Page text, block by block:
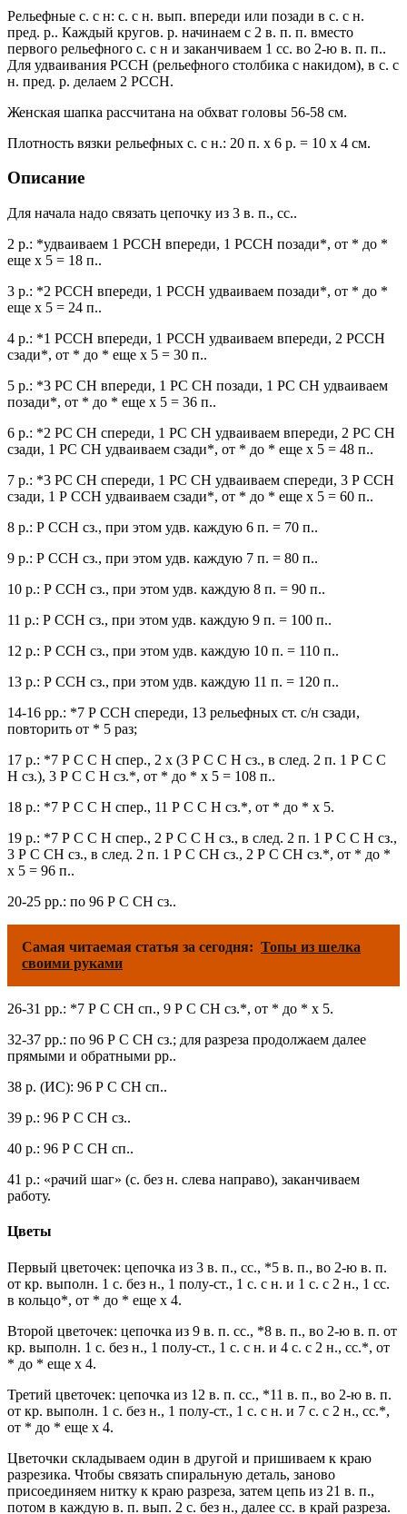
Рельефные с. с н: с. с н. вып. впереди или позади в с. с н.
пред. р.. Каждый кругов. р. начинаем с 2 в. п. п. вместо
первого рельефного с. с н и заканчиваем 1 сс. во 2-ю в. п. п..
Для удваивания РССН (рельефного столбика с накидом), в с. с
н. пред. р. делаем 2 РССН.
Женская шапка рассчитана на обхват головы 56-58 см.
Плотность вязки рельефных с. с н.: 20 п. х 6 р. = 10 х 4 см.
Описание
Для начала надо связать цепочку из 3 в. п., сс..
2 р.: *удваиваем 1 РССН впереди, 1 РССН позади*, от * до *
еще х 5 = 18 п..
3 р.: *2 РССН впереди, 1 РССН удваиваем позади*, от * до *
еще х 5 = 24 п..
4 р.: *1 РССН впереди, 1 РССН удваиваем впереди, 2 РССН
сзади*, от * до * еще х 5 = 30 п..
5 р.: *3 РС СН впереди, 1 РС СН позади, 1 РС СН удваиваем
позади*, от * до * еще х 5 = 36 п..
6 р.: *2 РС СН спереди, 1 РС СН удваиваем впереди, 2 РС СН
сзади, 1 РС СН удваиваем сзади*, от * до * еще х 5 = 48 п..
7 р.: *3 РС СН спереди, 1 РС СН удваиваем спереди, 3 Р ССН
сзади, 1 Р ССН удваиваем сзади*, от * до * еще х 5 = 60 п..
8 р.: Р ССН сз., при этом удв. каждую 6 п. = 70 п..
9 р.: Р ССН сз., при этом удв. каждую 7 п. = 80 п..
10 р.: Р ССН сз., при этом удв. каждую 8 п. = 90 п..
11 р.: Р ССН сз., при этом удв. каждую 9 п. = 100 п..
12 р.: Р ССН сз., при этом удв. каждую 10 п. = 110 п..
13 р.: Р ССН сз., при этом удв. каждую 11 п. = 120 п..
14-16 рр.: *7 Р ССН спереди, 13 рельефных ст. с/н сзади,
повторить от * 5 раз;
17 р.: *7 Р С С Н спер., 2 х (3 Р С С Н сз., в след. 2 п. 1 Р С С
Н сз.), 3 Р С С Н сз.*, от * до * х 5 = 108 п..
18 р.: *7 Р С С Н спер., 11 Р С С Н сз.*, от * до * х 5.
19 р.: *7 Р С С Н спер., 2 Р С С Н сз., в след. 2 п. 1 Р С С Н сз.,
3 Р С СН сз., в след. 2 п. 1 Р С СН сз., 2 Р С СН сз.*, от * до *
х 5 = 96 п..
20-25 рр.: по 96 Р С СН сз..
Самая читаемая статья за сегодня: Топы из шелка
своими руками
26-31 рр.: *7 Р С СН сп., 9 Р С СН сз.*, от * до * х 5.
32-37 рр.: по 96 Р С СН сз.; для разреза продолжаем далее
прямыми и обратными рр..
38 р. (ИС): 96 Р С СН сп..
39 р.: 96 Р С СН сз..
40 р.: 96 Р С СН сп..
41 р.: «рачий шаг» (с. без н. слева направо), заканчиваем
работу.
Цветы
Первый цветочек: цепочка из 3 в. п., сс., *5 в. п., во 2-ю в. п.
от кр. выполн. 1 с. без н., 1 полу-ст., 1 с. с н. и 1 с. с 2 н., 1 сс.
в кольцо*, от * до * еще х 4.
Второй цветочек: цепочка из 9 в. п. сс., *8 в. п., во 2-ю в. п. от
кр. выполн. 1 с. без н., 1 полу-ст., 1 с. с н. и 4 с. с 2 н., сс.*, от
* до * еще х 4.
Третий цветочек: цепочка из 12 в. п. сс., *11 в. п., во 2-ю в. п.
от кр. выполн. 1 с. без н., 1 полу-ст., 1 с. с н. и 7 с. с 2 н., сс.*,
от * до * еще х 4.
Цветочки складываем один в другой и пришиваем к краю
разрезика. Чтобы связать спиральную деталь, заново
присоединяем нитку к краю разреза, затем цепь из 21 в. п.,
потом в каждую в. п. вып. 2 с. без н., далее сс. в край разреза.